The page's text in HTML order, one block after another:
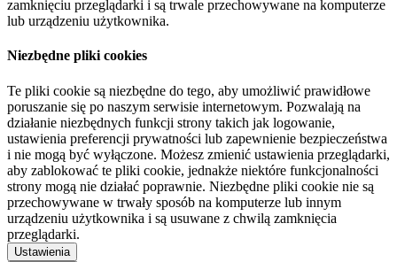
zamknięciu przeglądarki i są trwale przechowywane na komputerze
lub urządzeniu użytkownika.
Niezbędne pliki cookies
Te pliki cookie są niezbędne do tego, aby umożliwić prawidłowe
poruszanie się po naszym serwisie internetowym. Pozwalają na
działanie niezbędnych funkcji strony takich jak logowanie,
ustawienia preferencji prywatności lub zapewnienie bezpieczeństwa
i nie mogą być wyłączone. Możesz zmienić ustawienia przeglądarki,
aby zablokować te pliki cookie, jednakże niektóre funkcjonalności
strony mogą nie działać poprawnie. Niezbędne pliki cookie nie są
przechowywane w trwały sposób na komputerze lub innym
urządzeniu użytkownika i są usuwane z chwilą zamknięcia
przeglądarki.
Ustawienia